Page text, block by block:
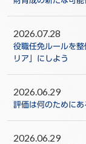
2026.07.28
役職任免ルールを
リア」にしよう
2026.06.29
評価は何のために
2026.06.29